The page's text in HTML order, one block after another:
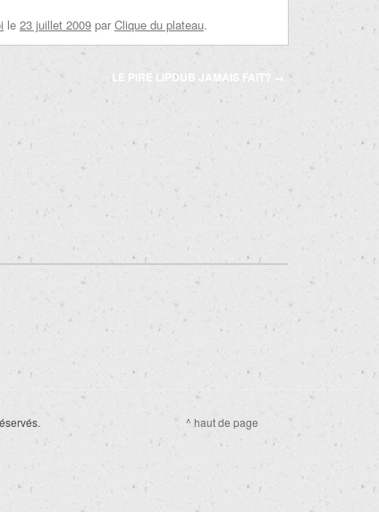
le 23 juillet 2009 par Clique du plateau.
LE PIRE LIPDUB JAMAIS FAIT? →
^ haut de page